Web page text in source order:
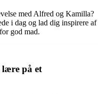
med Alfred og Kamilla?
i dag og lad dig inspirere af
god mad.
på et